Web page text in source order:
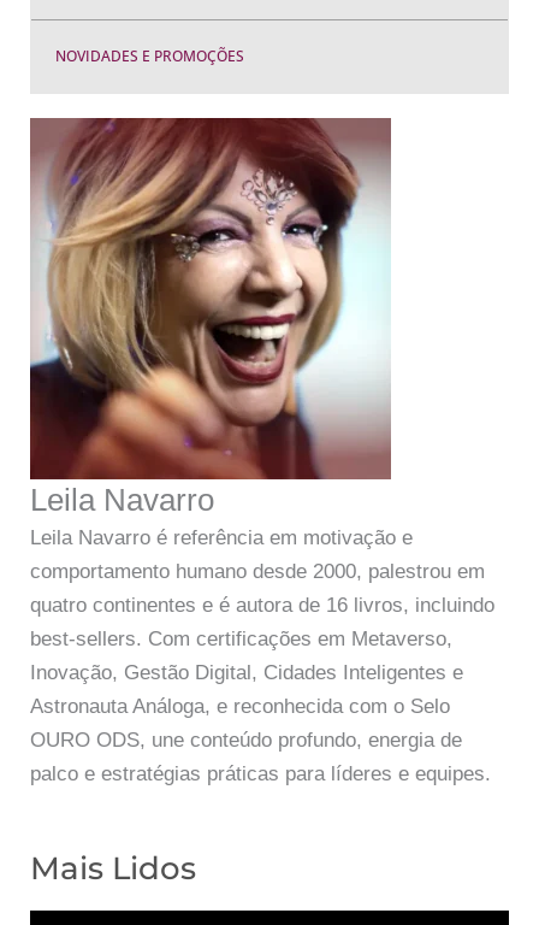
NOVIDADES E PROMOÇÕES
Leila Navarro
Leila Navarro é referência em motivação e
comportamento humano desde 2000, palestrou em
quatro continentes e é autora de 16 livros, incluindo
best-sellers. Com certificações em Metaverso,
Inovação, Gestão Digital, Cidades Inteligentes e
Astronauta Análoga, e reconhecida com o Selo
OURO ODS, une conteúdo profundo, energia de
palco e estratégias práticas para líderes e equipes.
Mais Lidos